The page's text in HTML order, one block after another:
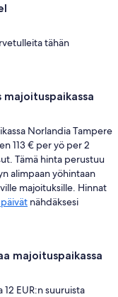
tähän
majoituspaikassa
Norlandia Tampere
113 € per yö per 2
Tämä hinta perustuu
alimpaan yöhintaan
majoituksille. Hinnat
nähdäksesi
majoituspaikassa
EUR:n suuruista